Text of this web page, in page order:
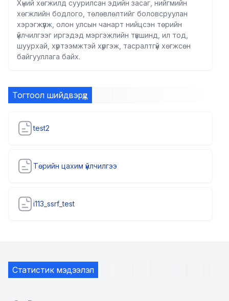
Хүний хөгжилд суурилсан эдийн засаг, нийгмийн
хөгжлийн бодлого, төлөвлөлтийг боловсруулан
хэрэгжүүлж, олон улсын чанарт нийцсэн төрийн
үйлчилгээг иргэдэд мэргэжлийн түвшинд, ил тод,
шуурхай, хүртээмжтэй хүргэж, тасралтгүй хөгжсөн
байгууллага байх.
Тогтоол шийдвэрүүд
test2
Төрийн цахим үйлчилгээ
i113_ssrf_test
Статистик мэдээлэл